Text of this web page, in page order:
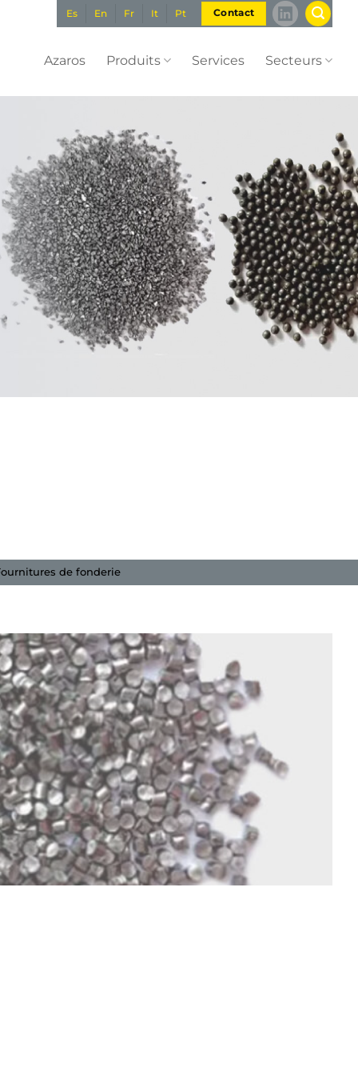
Es En Fr It Pt Contact
Azaros Produits Services Secteurs
de fonderie